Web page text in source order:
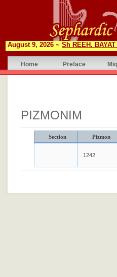
August 9, 2026 ~ Sh REEH.
Home Preface
PIZMONIM
Section Pizmon
1242